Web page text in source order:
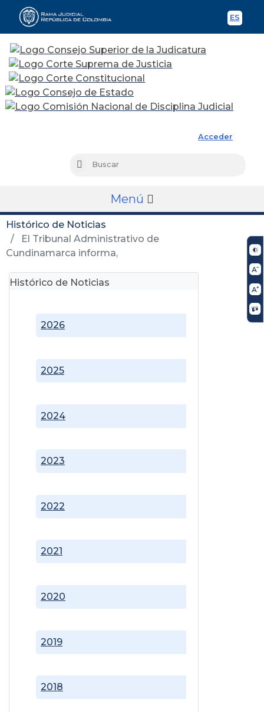
ES
Acceder
Buscar
Menú
Histórico de Noticias
El Tribunal Administrativo de
Cundinamarca informa,
Histórico de Noticias
2018
2019
2020
2021
2022
2023
2024
2025
2026